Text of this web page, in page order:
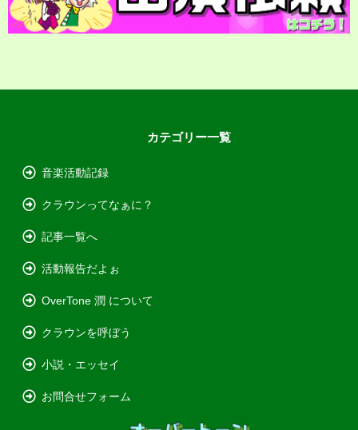
カテゴリー一覧
音楽活動記録
クラウンってなぁに？
記事一覧へ
活動報告だよぉ
OverTone 潤 について
クラウンを呼ぼう
小説・エッセイ
お問合せフォーム